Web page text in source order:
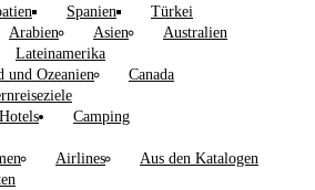
Spanien
Türkei
Arabien Asien
Australien
Lateinamerika
und Ozeanien
Canada
Hotels
Camping
Airlines
Aus den Katalogen